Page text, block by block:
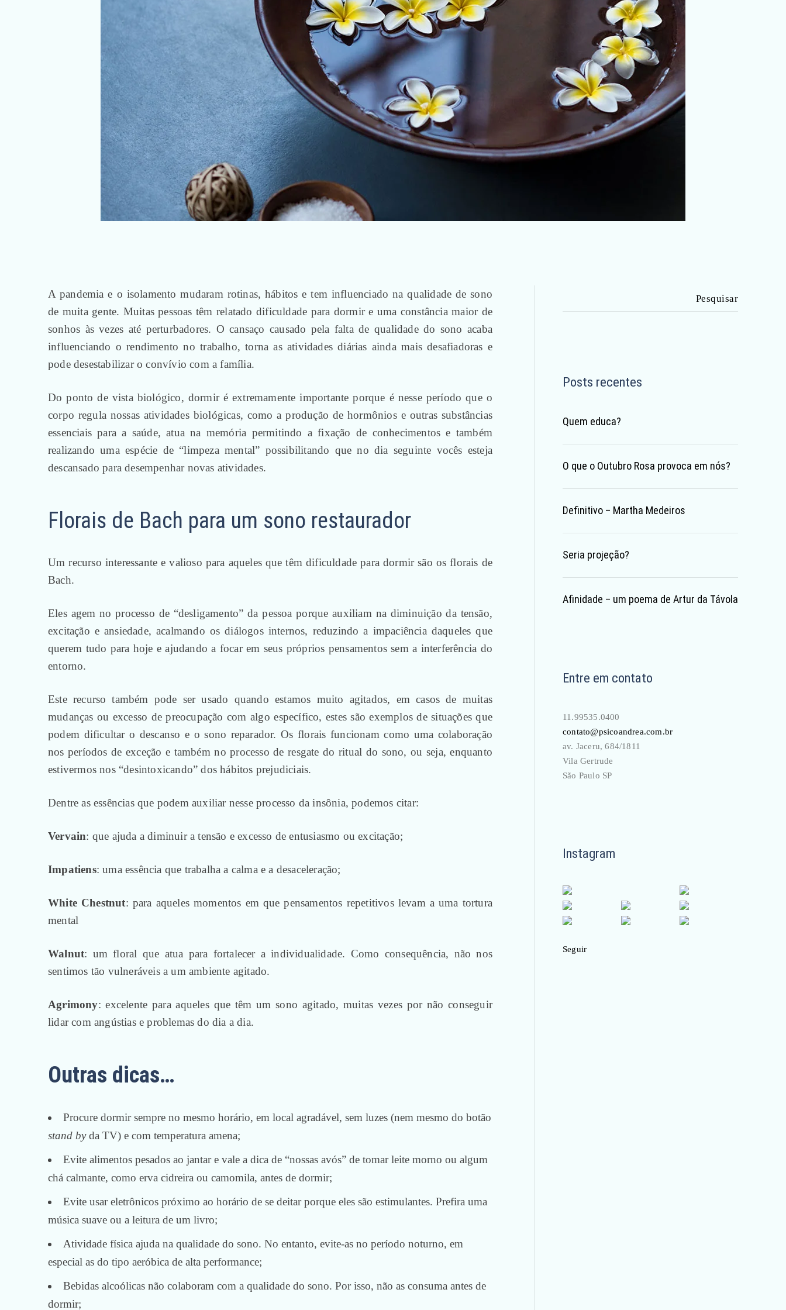
A pandemia e o isolamento mudaram rotinas, hábitos e tem influenciado na qualidade de sono
de muita gente. Muitas pessoas têm relatado dificuldade para dormir e uma constância maior de
sonhos às vezes até perturbadores. O cansaço causado pela falta de qualidade do sono acaba
influenciando o rendimento no trabalho, torna as atividades diárias ainda mais desafiadoras e
pode desestabilizar o convívio com a família.
Do ponto de vista biológico, dormir é extremamente importante porque é nesse período que o
corpo regula nossas atividades biológicas, como a produção de hormônios e outras substâncias
essenciais para a saúde, atua na memória permitindo a fixação de conhecimentos e também
realizando uma espécie de “limpeza mental” possibilitando que no dia seguinte vocês esteja
descansado para desempenhar novas atividades.
Florais de Bach para um sono restaurador
Um recurso interessante e valioso para aqueles que têm dificuldade para dormir são os florais de
Bach.
Eles agem no processo de “desligamento” da pessoa porque auxiliam na diminuição da tensão,
excitação e ansiedade, acalmando os diálogos internos, reduzindo a impaciência daqueles que
querem tudo para hoje e ajudando a focar em seus próprios pensamentos sem a interferência do
entorno.
Este recurso também pode ser usado quando estamos muito agitados, em casos de muitas
mudanças ou excesso de preocupação com algo específico, estes são exemplos de situações que
podem dificultar o descanso e o sono reparador. Os florais funcionam como uma colaboração
nos períodos de exceção e também no processo de resgate do ritual do sono, ou seja, enquanto
estivermos nos “desintoxicando” dos hábitos prejudiciais.
Dentre as essências que podem auxiliar nesse processo da insônia, podemos citar:
Vervain: que ajuda a diminuir a tensão e excesso de entusiasmo ou excitação;
Impatiens: uma essência que trabalha a calma e a desaceleração;
White Chestnut: para aqueles momentos em que pensamentos repetitivos levam a uma tortura
mental
Walnut: um floral que atua para fortalecer a individualidade. Como consequência, não nos
sentimos tão vulneráveis a um ambiente agitado.
Agrimony: excelente para aqueles que têm um sono agitado, muitas vezes por não conseguir
lidar com angústias e problemas do dia a dia.
Outras dicas…
Procure dormir sempre no mesmo horário, em local agradável, sem luzes (nem mesmo do botão
stand byda TV) e com temperatura amena;
Evite alimentos pesados ao jantar e vale a dica de “nossas avós” de tomar leite morno ou algum
chá calmante, como erva cidreira ou camomila, antes de dormir;
Evite usar eletrônicos próximo ao horário de se deitar porque eles são estimulantes. Prefira uma
música suave ou a leitura de um livro;
Atividade física ajuda na qualidade do sono. No entanto, evite-as no período noturno, em
especial as do tipo aeróbica de alta performance;
Bebidas alcoólicas não colaboram com a qualidade do sono. Por isso, não as consuma antes de
dormir;
Posts recentes
Quem educa?
O que o Outubro Rosa provoca em nós?
Definitivo – Martha Medeiros
Seria projeção?
Afinidade – um poema de Artur da Távola
Entre em contato
11.99535.0400
contato@psicoandrea.com.br
av. Jaceru, 684/1811
Vila Gertrude
São Paulo SP
Instagram
Seguir